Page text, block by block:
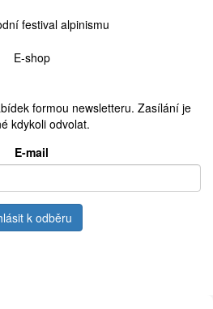
festival alpinismu
E-shop
formou newsletteru. Zasílání je
kdykoli odvolat.
E-mail
k odběru